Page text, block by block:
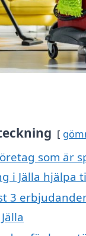
som är
i Jälla hjälpa
3